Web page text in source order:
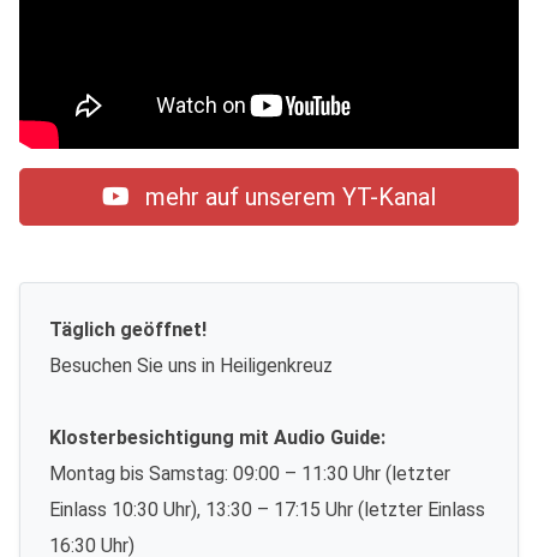
mehr auf unserem YT-Kanal
Täglich geöffnet!
Besuchen Sie uns in Heiligenkreuz
Klosterbesichtigung mit Audio Guide:
Montag bis Samstag: 09:00 – 11:30 Uhr (letzter
Einlass 10:30 Uhr), 13:30 – 17:15 Uhr (letzter Einlass
16:30 Uhr)